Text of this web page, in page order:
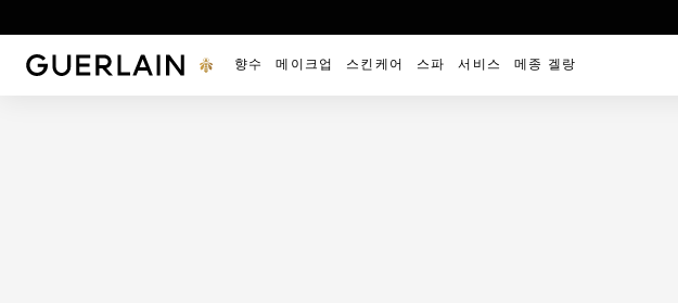
겔랑 - (홈페이지로 돌아가기)
향수 메이크업 스킨케어 스파 서비스 메종 겔랑